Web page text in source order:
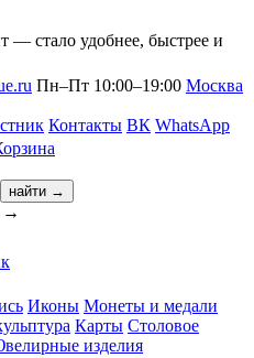
— стало удобнее, быстрее и
Пн–Пт 10:00–19:00 Москва
Контакты ВК WhatsApp
найти →
→
Иконы Монеты и медали
Карты Столовое
изделия